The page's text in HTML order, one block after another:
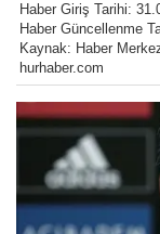
Haber Giriş Tarihi:
Haber Güncellenme
Kaynak: Haber
hurhaber.com